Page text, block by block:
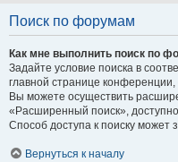
Поиск по форумам
Как мне выполнить поиск по
Задайте условие поиска в
главной странице
Вы можете осуществить
«Расширенный поиск»,
Способ доступа к поиску может
Вернуться к началу